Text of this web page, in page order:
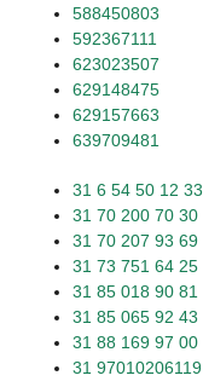
588450803
592367111
623023507
629148475
629157663
639709481
31 6 54 50 12 33
31 70 200 70 30
31 70 207 93 69
31 73 751 64 25
31 85 018 90 81
31 85 065 92 43
31 88 169 97 00
31 97010206119